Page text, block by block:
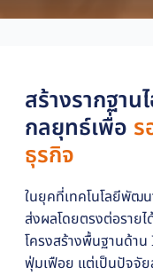
สร้างรากฐา
กลยุทธ์เพื่อ ร
ธุรกิจ
ในยุคที่เทคโนโลยีพัฒน
ส่งผลโดยตรงต่อราย
โครงสร้างพื้นฐานด้าน
ฟุ่มเฟือย แต่เป็นปัจจัย